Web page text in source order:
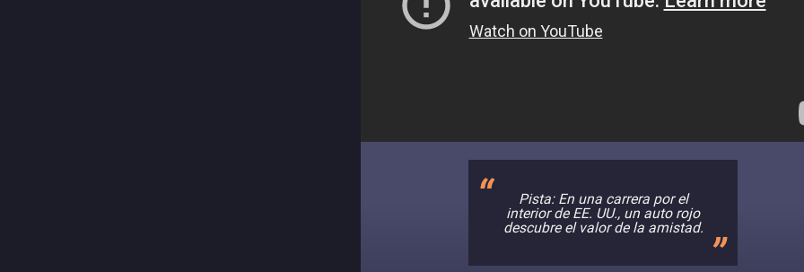
Pista: En una carrera por el
interior de EE. UU., un auto rojo
descubre el valor de la amistad.